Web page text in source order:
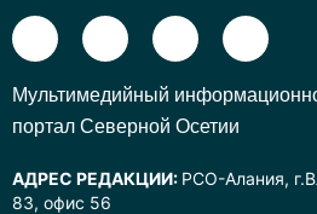
Mультимедийный
портал Северной Осетии
АДРЕС РЕДАКЦИИ: РСО-Алания,
83, офис 56